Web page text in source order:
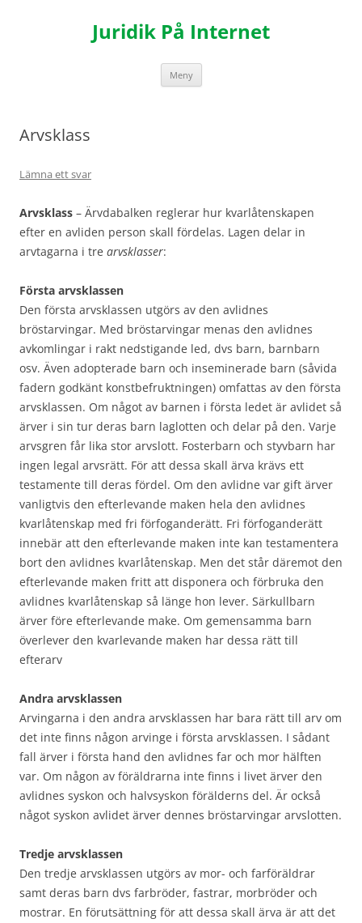
Juridik På Internet
Meny
Arvsklass
Lämna ett svar
Arvsklass – Ärvdabalken reglerar hur kvarlåtenskapen
efter en avliden person skall fördelas. Lagen delar in
arvtagarna i tre arvsklasser:
Första arvsklassen
Den första arvsklassen utgörs av den avlidnes
bröstarvingar. Med bröstarvingar menas den avlidnes
avkomlingar i rakt nedstigande led, dvs barn, barnbarn
osv. Även adopterade barn och inseminerade barn (såvida
fadern godkänt konstbefruktningen) omfattas av den första
arvsklassen. Om något av barnen i första ledet är avlidet så
ärver i sin tur deras barn laglotten och delar på den. Varje
arvsgren får lika stor arvslott. Fosterbarn och styvbarn har
ingen legal arvsrätt. För att dessa skall ärva krävs ett
testamente till deras fördel. Om den avlidne var gift ärver
vanligtvis den efterlevande maken hela den avlidnes
kvarlåtenskap med fri förfoganderätt. Fri förfoganderätt
innebär att den efterlevande maken inte kan testamentera
bort den avlidnes kvarlåtenskap. Men det står däremot den
efterlevande maken fritt att disponera och förbruka den
avlidnes kvarlåtenskap så länge hon lever. Särkullbarn
ärver före efterlevande make. Om gemensamma barn
överlever den kvarlevande maken har dessa rätt till
efterarv
Andra arvsklassen
Arvingarna i den andra arvsklassen har bara rätt till arv om
det inte finns någon arvinge i första arvsklassen. I sådant
fall ärver i första hand den avlidnes far och mor hälften
var. Om någon av föräldrarna inte finns i livet ärver den
avlidnes syskon och halvsyskon förälderns del. Är också
något syskon avlidet ärver dennes bröstarvingar arvslotten.
Tredje arvsklassen
Den tredje arvsklassen utgörs av mor- och farföräldrar
samt deras barn dvs farbröder, fastrar, morbröder och
mostrar. En förutsättning för att dessa skall ärva är att det